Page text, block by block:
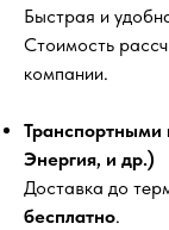
Быстрая и
Стоимость
компании.
Энергия, и др.)
Доставка до
бесплатно.